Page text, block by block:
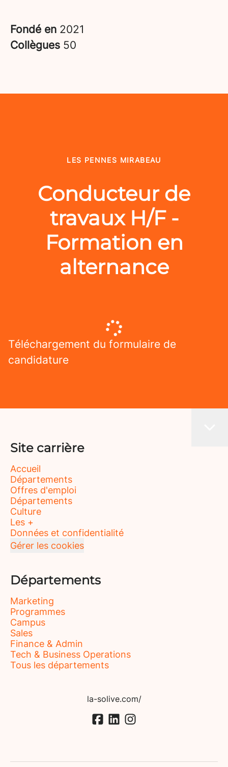
Fondé en 2021
Collègues 50
LES PENNES MIRABEAU
Conducteur de
travaux H/F -
Formation en
alternance
Téléchargement du formulaire de
candidature
Site carrière
Accueil
Départements
Offres d'emploi
Départements
Culture
Les +
Données et confidentialité
Gérer les cookies
Départements
Marketing
Programmes
Campus
Sales
Finance & Admin
Tech & Business Operations
Tous les départements
la-solive.com/